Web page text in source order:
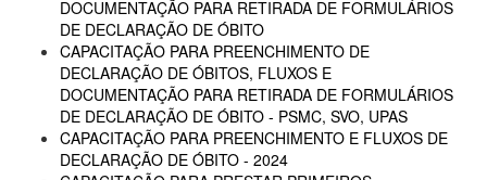
DOCUMENTAÇÃO PARA RETIRADA DE FORMULÁRIOS
DE DECLARAÇÃO DE ÓBITO
CAPACITAÇÃO PARA PREENCHIMENTO DE
DECLARAÇÃO DE ÓBITOS, FLUXOS E
DOCUMENTAÇÃO PARA RETIRADA DE FORMULÁRIOS
DE DECLARAÇÃO DE ÓBITO - PSMC, SVO, UPAS
CAPACITAÇÃO PARA PREENCHIMENTO E FLUXOS DE
DECLARAÇÃO DE ÓBITO - 2024